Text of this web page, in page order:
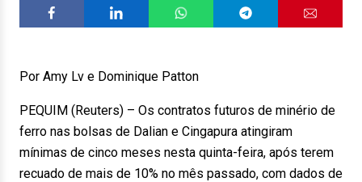
Por Amy Lv e Dominique Patton
PEQUIM (Reuters) – Os contratos futuros de minério de
ferro nas bolsas de Dalian e Cingapura atingiram
mínimas de cinco meses nesta quinta-feira, após terem
recuado de mais de 10% no mês passado, com dados de